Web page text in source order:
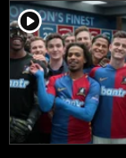
player2